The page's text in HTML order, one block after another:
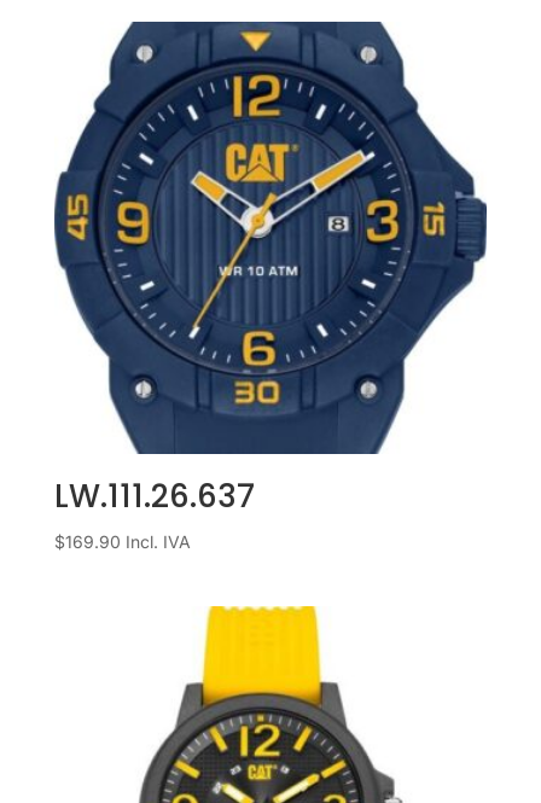
LW.111.26.637
$169.90 Incl. IVA